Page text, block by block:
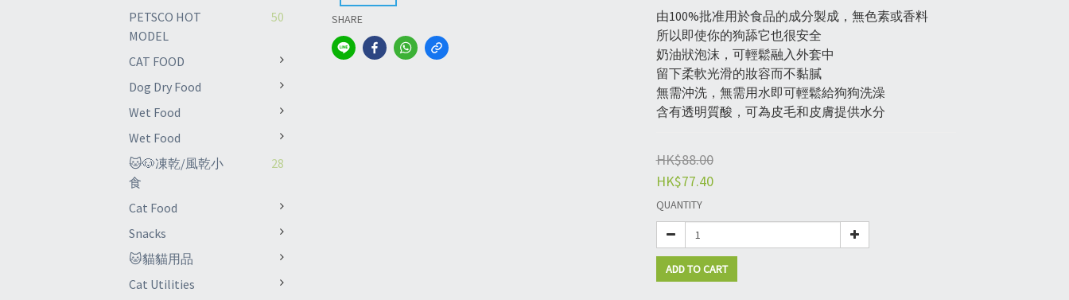
PETSCO HOT
MODEL
50
CAT FOOD
Dog Dry Food
Wet Food
Wet Food
🐱🐶凍乾/風乾小
食
28
Cat Food
Snacks
🐱貓貓用品
Cat Utilities
SHARE
由100%批准用於食品的成分製成，無色素或香料
所以即使你的狗舔它也很安全
奶油狀泡沫，可輕鬆融入外套中
留下柔軟光滑的妝容而不黏膩
無需沖洗，無需用水即可輕鬆給狗狗洗澡
含有透明質酸，可為皮毛和皮膚提供水分
HK$88.00
HK$77.40
QUANTITY
ADD TO CART